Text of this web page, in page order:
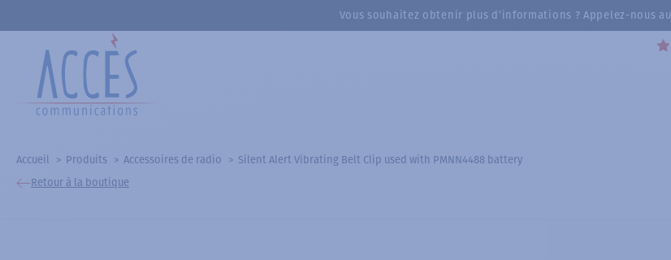
Vous souhaitez obtenir plus d’informations ? Appelez-nous au
Accueil Produits Accessoires de radio
Silent Alert Vibrating Belt Clip used with PMNN4488 battery
Retour à la boutique